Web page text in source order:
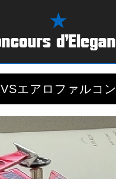
VSエアロファルコン